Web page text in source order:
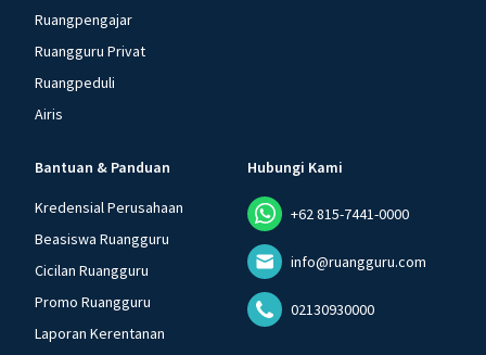
Ruangpengajar
Ruangguru Privat
Ruangpeduli
Airis
Bantuan & Panduan
Kredensial Perusahaan
Beasiswa Ruangguru
Cicilan Ruangguru
Promo Ruangguru
Laporan Kerentanan
Hubungi Kami
+62 815-7441-0000
info@ruangguru.com
02130930000